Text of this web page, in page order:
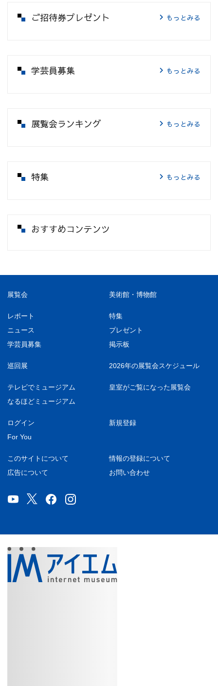
ご招待券プレゼント もっとみる
学芸員募集 もっとみる
展覧会ランキング もっとみる
特集 もっとみる
おすすめコンテンツ
展覧会 美術館・博物館
レポート
特集
ニュース
プレゼント
学芸員募集
掲示板
巡回展 2026年の展覧会スケジュール
テレビでミュージアム
皇室がご覧になった展覧会
なるほどミュージアム
ログイン
新規登録
For You
このサイトについて
情報の登録について
広告について
お問い合わせ